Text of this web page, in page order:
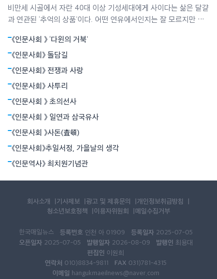
비만세 시골에서 자란 40대 이상 기성세대에게 사이다는 삶은 달걀
과 연관된 ‘추억의 상품’이다. 어떤 연유에서인지는 잘 모르지만 사
‘실과 바늘’ 같은 존재였다. 달걀을 먹으면서 목이 메지 않게 하거나
소화를 돕는 기능은 두번째였고, 당시에는 매우 귀했던 탄산음료 특
유의 톡 쏘는 맛이
《인문사회 》 ‘다윈의 거북’
《인문사회》 돌담길
《인문사회》 전쟁과 사랑
《인문사회》 사투리
《인문사회 》 초의선사
《인문사회 》 일연과 삼국유사
《인문사회 》사돈(査頓)
《인문사회》추일서정, 가을날의 생각
《인문역사》 최치원기념관
회사소개 기사제보 광고 및 제휴문의
개인정보취급방침
청소년보호정책
이용자위원회 메일수집거부
한국매일뉴스 등록번호 인천 아 01909 등록일자 2025-07-05
오픈일자 2025-07-05 발행일자 2026-08-09 발행인 최용대
편집인 이원희
연락처 010)8834-9811 FAX 031)781-4315
이메일 hangukmaeilnews@naver.com